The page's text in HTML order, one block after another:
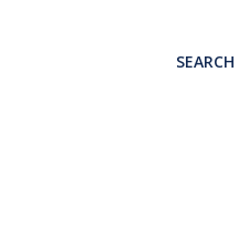
SEARCH